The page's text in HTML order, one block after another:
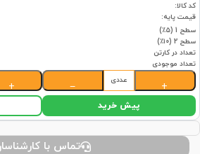
کد کالا:
قیمت پایه:
سطح 1 (۵٪)
سطح 2 (۱۰٪)
تعداد در کارتن
تعداد موجودی
+
عددی
−
+
پیش خرید
تماس با